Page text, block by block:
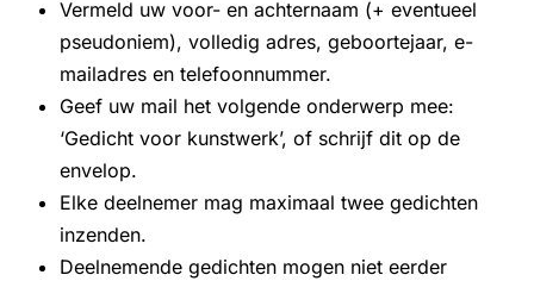
Vermeld uw voor- en achternaam (+ eventueel
pseudoniem), volledig adres, geboortejaar, e-
mailadres en telefoonnummer.
Geef uw mail het volgende onderwerp mee:
‘Gedicht voor kunstwerk’, of schrijf dit op de
envelop.
Elke deelnemer mag maximaal twee gedichten
inzenden.
Deelnemende gedichten mogen niet eerder